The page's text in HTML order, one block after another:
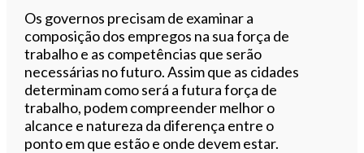
Os governos precisam de examinar a
composição dos empregos na sua força de
trabalho e as competências que serão
necessárias no futuro. Assim que as cidades
determinam como será a futura força de
trabalho, podem compreender melhor o
alcance e natureza da diferença entre o
ponto em que estão e onde devem estar.